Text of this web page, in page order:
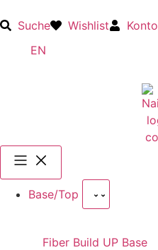
Suche Wishlist
Konto
EN
Base/Top
Fiber Build UP Base